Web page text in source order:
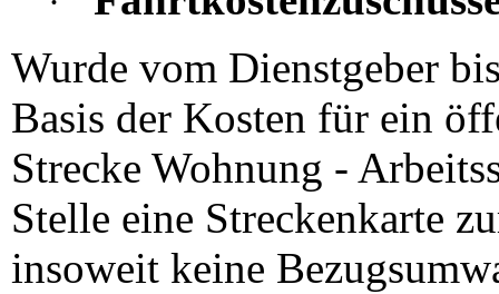
Wurde vom Dienstgeber
Basis der Kosten für ein
Strecke Wohnung -
Stelle eine Streckenkarte
insoweit keine